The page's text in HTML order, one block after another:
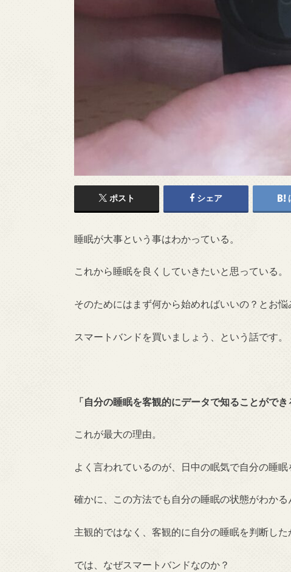
ポスト シェア
睡眠が大事という事はわかっている。
これから睡眠を良くしていきたいと思っている。
そのためにはまず何から始めればいいの？とお悩
スマートバンドを買いましょう、という話です。
「自分の睡眠を客観的にデータで知ることができ
これが最大の理由。
よく言われているのが、日中の眠気で自分の睡眠
確かに、この方法でも自分の睡眠の状態がわかる
主観的ではなく、客観的に自分の睡眠を判断した
では、なぜスマートバンドなのか？